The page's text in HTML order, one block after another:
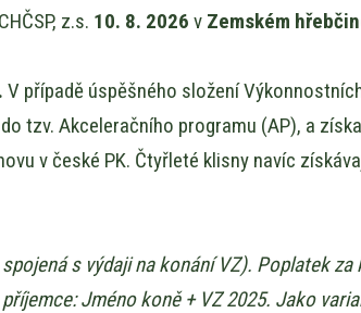
z.s. 10. 8. 2026 v Zemském
V případě úspěšného složení
tzv. Akceleračního programu (AP), a
v české PK. Čtyřleté klisny navíc
s výdaji na konání VZ). Poplatek
Jméno koně + VZ 2025. Jako